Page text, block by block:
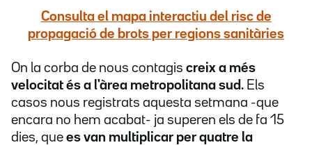
Consulta el mapa interactiu del risc de
propagació de brots per regions sanitàries
On la corba de nous contagis creix a més
velocitat és a l'àrea metropolitana sud. Els
casos nous registrats aquesta setmana -que
encara no hem acabat- ja superen els de fa 15
dies, que es van multiplicar per quatre la